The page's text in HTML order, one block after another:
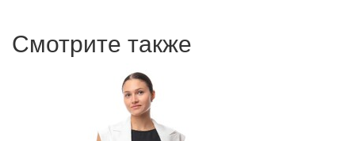
Смотрите также